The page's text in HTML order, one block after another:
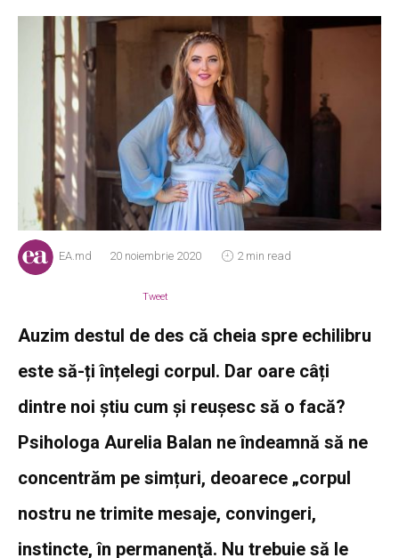
EA.md 20 noiembrie 2020 2 min read
Tweet
Auzim destul de des că cheia spre echilibru
este să-ți înțelegi corpul. Dar oare câți
dintre noi știu cum și reușesc să o facă?
Psihologa Aurelia Balan ne îndeamnă să ne
concentrăm pe simțuri, deoarece „corpul
nostru ne trimite mesaje, convingeri,
instincte, în permanenţă. Nu trebuie să le